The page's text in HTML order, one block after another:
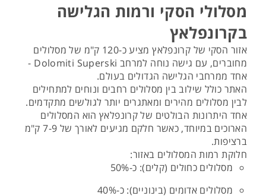
מסלולי הסקי ורמות הגלישה
בקרונפלאץ
אזור הסקי של קרונפלאץ מציע כ-120 ק"מ של מסלולים
מחוברים, עם גישה נוחה למרחב Dolomiti Superski -
אחד ממרחבי הגלישה הגדולים בעולם.
האתר כולל שילוב בין מסלולים רחבים ונוחים למתחילים
לבין מסלולים מהירים ומאתגרים יותר לגולשים מתקדמים.
אחד היתרונות הבולטים של קרונפלאץ הוא המסלולים
הארוכים במיוחד, כאשר חלקם מגיעים לאורך של 7-9 ק"מ
ברציפות.
חלוקת רמות המסלולים באזור:
מסלולים כחולים (קלים): כ-50%
מסלולים אדומים (בינוניים): כ-40%